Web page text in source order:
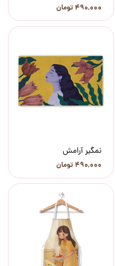
۴۹۰,۰۰۰ تومان
نمگیر آرامش
۴۹۰,۰۰۰ تومان